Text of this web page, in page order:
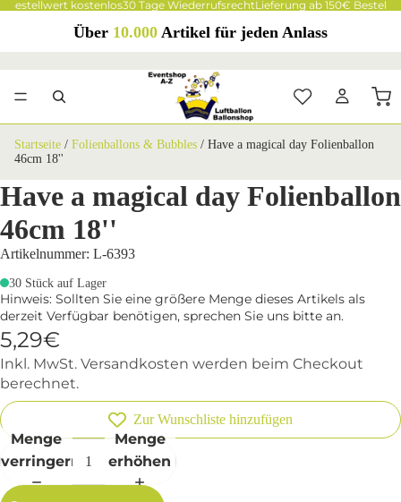
Bestellwert kostenlos30 Tage WiederrufsrechtLieferung ab 150€
Über 10.000 Artikel für jeden Anlass
Startseite / Folienballons & Bubbles / Have a magical day Folienballon
46cm 18''
Have a magical day Folienballon
46cm 18''
Artikelnummer: L-6393
30 Stück auf Lager
Hinweis: Sollten Sie eine größere Menge dieses Artikels als
derzeit Verfügbar benötigen, sprechen Sie uns bitte an.
5,29€
Inkl. MwSt. Versandkosten werden beim Checkout
berechnet.
Zur Wunschliste hinzufügen
Menge
verringern
Menge
erhöhen